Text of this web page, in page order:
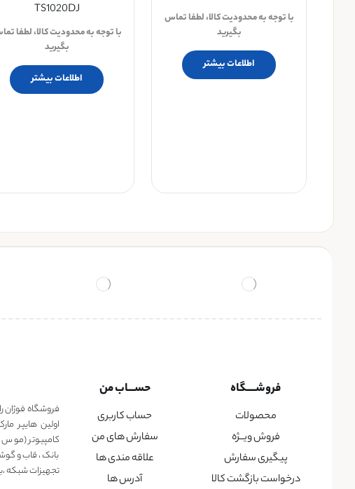
با توجه به محدودیت کالا، لطفا تماس
بگیرید
اطلاعات بیشتر
TS1020DJ
با توجه به محدودیت کالا، لطفا
بگیرید
اطلاعات بیشتر
فروشــــگاه
محصولات
فروش ویــژه
پیگیری سفارش
درخواست بازگشت کالا
حســـاب من
حساب کاربری
سفارش های من
علاقه مندی ها
آدرس ها
فروشگاه فوژان
اولین هایپر
کامپیوتر (موس
بانک ، قاب و
تجهیزات شبکه